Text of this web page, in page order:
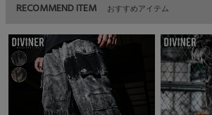
RECOMMEND ITEM おすすめアイテム